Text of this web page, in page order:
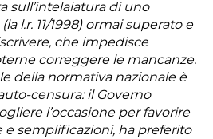
sull’intelaiatura di uno
l.r. 11/1998) ormai superato e
che impedisce
correggere le mancanze.
della normativa nazionale è
censura: il Governo
l’occasione per favorire
e semplificazioni, ha preferito